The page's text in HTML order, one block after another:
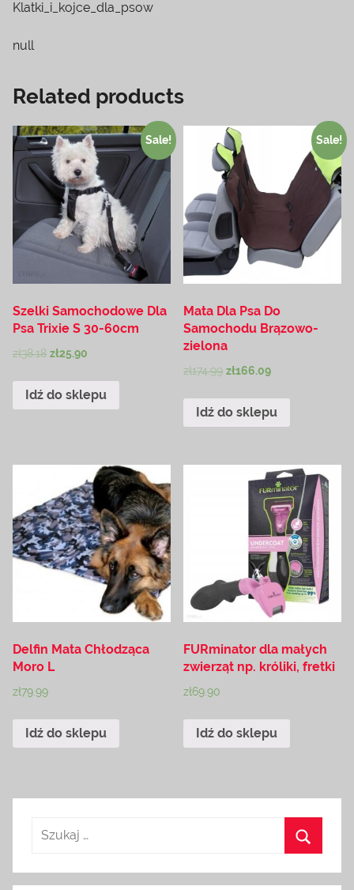
Klatki_i_kojce_dla_psow
null
Related products
Sale!
Szelki Samochodowe Dla
Psa Trixie S 30-60cm
zł38.18 zł25.90
Idź do sklepu
Sale!
Mata Dla Psa Do
Samochodu Brązowo-
zielona
zł174.99 zł166.09
Idź do sklepu
Delfin Mata Chłodząca
Moro L
zł79.99
Idź do sklepu
FURminator dla małych
zwierząt np. króliki, fretki
zł69.90
Idź do sklepu